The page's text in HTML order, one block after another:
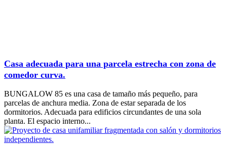
Casa adecuada para una parcela estrecha con zona de
comedor curva.
BUNGALOW 85 es una casa de tamaño más pequeño, para
parcelas de anchura media. Zona de estar separada de los
dormitorios. Adecuada para edificios circundantes de una sola
planta. El espacio interno...